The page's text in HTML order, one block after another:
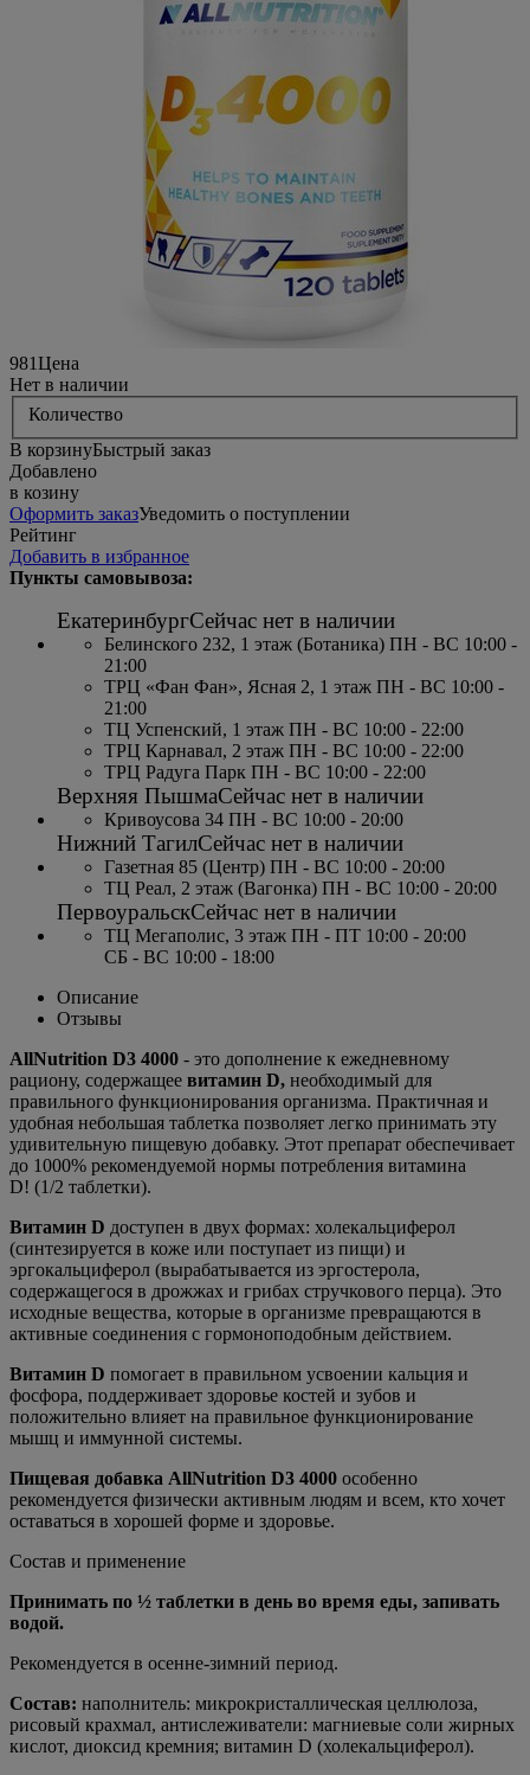
981Цена
Нет в наличии
Количество
В корзинуБыстрый заказ
Добавлено
в козину
Оформить заказУведомить о поступлении
Рейтинг
Добавить в избранное
Пункты самовывоза:
ЕкатеринбургСейчас нет в наличии
Белинского 232, 1 этаж (Ботаника) ПН - ВС 10:00 -
21:00
ТРЦ «Фан Фан», Ясная 2, 1 этаж ПН - ВС 10:00 -
21:00
ТЦ Успенский, 1 этаж ПН - ВС 10:00 - 22:00
ТРЦ Карнавал, 2 этаж ПН - ВС 10:00 - 22:00
ТРЦ Радуга Парк ПН - ВС 10:00 - 22:00
Верхняя ПышмаСейчас нет в наличии
Кривоусова 34 ПН - ВС 10:00 - 20:00
Нижний ТагилСейчас нет в наличии
Газетная 85 (Центр) ПН - ВС 10:00 - 20:00
ТЦ Реал, 2 этаж (Вагонка) ПН - ВС 10:00 - 20:00
ПервоуральскСейчас нет в наличии
ТЦ Мегаполис, 3 этаж ПН - ПТ 10:00 - 20:00
СБ - ВС 10:00 - 18:00
Описание
Отзывы
AllNutrition D3 4000 - это дополнение к ежедневному
рациону, содержащее витамин D, необходимый для
правильного функционирования организма. Практичная и
удобная небольшая таблетка позволяет легко принимать эту
удивительную пищевую добавку. Этот препарат обеспечивает
до 1000% рекомендуемой нормы потребления витамина
D! (1/2 таблетки).
Витамин D доступен в двух формах: холекальциферол
(синтезируется в коже или поступает из пищи) и
эргокальциферол (вырабатывается из эргостерола,
содержащегося в дрожжах и грибах стручкового перца). Это
исходные вещества, которые в организме превращаются в
активные соединения с гормоноподобным действием.
Витамин D помогает в правильном усвоении кальция и
фосфора, поддерживает здоровье костей и зубов и
положительно влияет на правильное функционирование
мышц и иммунной системы.
Пищевая добавка AllNutrition D3 4000 особенно
рекомендуется физически активным людям и всем, кто хочет
оставаться в хорошей форме и здоровье.
Состав и применение
Принимать по ½ таблетки в день во время еды, запивать
водой.
Рекомендуется в осенне-зимний период.
Состав: наполнитель: микрокристаллическая целлюлоза,
рисовый крахмал, антислеживатели: магниевые соли жирных
кислот, диоксид кремния; витамин D (холекальциферол).